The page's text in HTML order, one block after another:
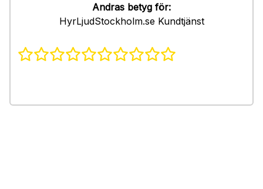
Andras betyg för:
HyrLjudStockholm.se Kundtjänst